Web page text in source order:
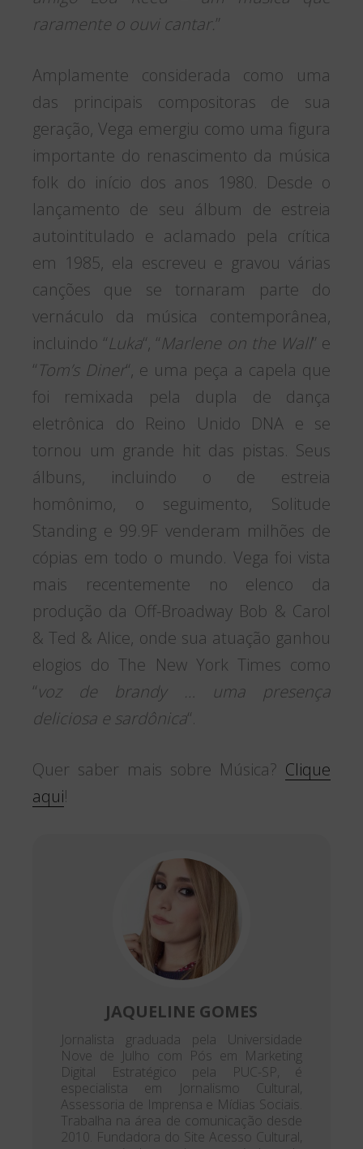
raramente o ouvi cantar.”
Amplamente considerada como uma
das principais compositoras de sua
geração, Vega emergiu como uma figura
importante do renascimento da música
folk do início dos anos 1980. Desde o
lançamento de seu álbum de estreia
autointitulado e aclamado pela crítica
em 1985, ela escreveu e gravou várias
canções que se tornaram parte do
vernáculo da música contemporânea,
incluindo “Luka“, “Marlene on the Wall” e
“ Tom’s Diner“, e uma peça a capela que
foi remixada pela dupla de dança
eletrônica do Reino Unido DNA e se
tornou um grande hit das pistas. Seus
álbuns, incluindo o de estreia
homônimo, o seguimento, Solitude
Standing e 99.9F venderam milhões de
cópias em todo o mundo. Vega foi vista
mais recentemente no elenco da
produção da Off-Broadway Bob & Carol
& Ted & Alice, onde sua atuação ganhou
elogios do The New York Times como
“voz de brandy … uma presença
deliciosa e sardônica“.
Quer saber mais sobre Música? Clique
aqui!
JAQUELINE GOMES
Jornalista graduada pela Universidade
Nove de Julho com Pós em Marketing
Digital Estratégico pela PUC-SP, é
especialista em Jornalismo Cultural,
Assessoria de Imprensa e Mídias Sociais.
Trabalha na área de comunicação desde
2010. Fundadora do Site Acesso Cultural,